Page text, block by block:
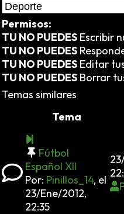
Permisos:
TU NO PUEDES Escribir
TU NO PUEDES
TU NO PUEDES Editar
TU NO PUEDES Borrar
Temas similares
Tema
Fútbol
Español XII
Por: Pinillos_14, el
23/Ene/2012,
22:35